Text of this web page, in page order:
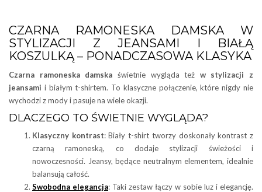
CZARNA RAMONESKA DAMSKA W
STYLIZACJI Z JEANSAMI I BIAŁĄ
KOSZULKĄ – PONADCZASOWA KLASYKA
Czarna ramoneska damska świetnie wygląda też w stylizacji z
jeansami i białym t-shirtem. To klasyczne połączenie, które nigdy nie
wychodzi z mody i pasuje na wiele okazji.
DLACZEGO TO ŚWIETNIE WYGLĄDA?
Klasyczny kontrast: Biały t-shirt tworzy doskonały kontrast z
czarną ramoneską, co dodaje stylizacji świeżości i
nowoczesności. Jeansy, będące neutralnym elementem, idealnie
balansują całość.
Swobodna elegancja: Taki zestaw łączy w sobie luz i elegancję.